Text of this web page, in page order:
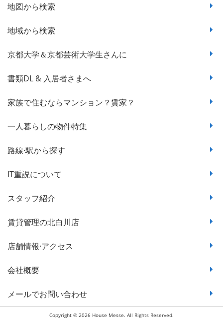
地図から検索
地域から検索
京都大学＆京都芸術大学生さんに
書類DL & 入居者さまへ
家族で住むならマンション？賃家？
一人暮らしの物件特集
路線·駅から探す
IT重説について
スタッフ紹介
賃貸管理の北白川店
店舗情報·アクセス
会社概要
メールでお問い合わせ
Copyright © 2026 House Messe. All Rights Reserved.